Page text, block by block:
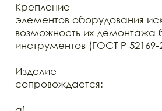
Крепление
элементов оборудования
возможность их демонтажа
инструментов (ГОСТ Р 52169-
Изделие
сопровождается: